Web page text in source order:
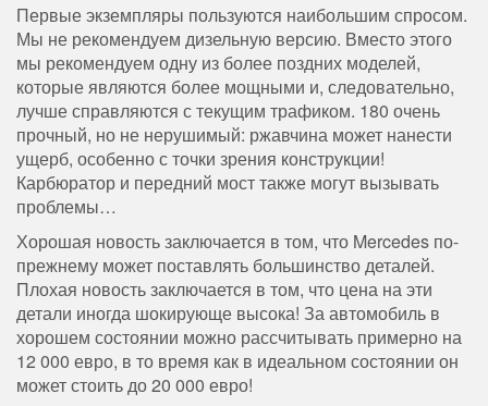
Первые экземпляры пользуются наибольшим спросом.
Мы не рекомендуем дизельную версию. Вместо этого
мы рекомендуем одну из более поздних моделей,
которые являются более мощными и, следовательно,
лучше справляются с текущим трафиком. 180 очень
прочный, но не нерушимый: ржавчина может нанести
ущерб, особенно с точки зрения конструкции!
Карбюратор и передний мост также могут вызывать
проблемы…
Хорошая новость заключается в том, что Mercedes по-
прежнему может поставлять большинство деталей.
Плохая новость заключается в том, что цена на эти
детали иногда шокирующе высока! За автомобиль в
хорошем состоянии можно рассчитывать примерно на
12 000 евро, в то время как в идеальном состоянии он
может стоить до 20 000 евро!